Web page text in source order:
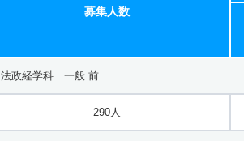
25人
募集人数
法政経学科 一般 前
290人